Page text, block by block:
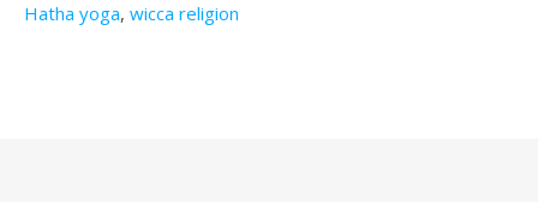
Hatha yoga, wicca religion